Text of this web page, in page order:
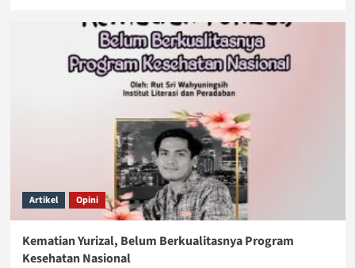
Artikel Opini
Kematian Yurizal, Belum Berkualitasnya Program
Kesehatan Nasional